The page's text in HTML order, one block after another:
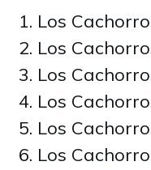
Los
Los
Los
Los
Los
Los